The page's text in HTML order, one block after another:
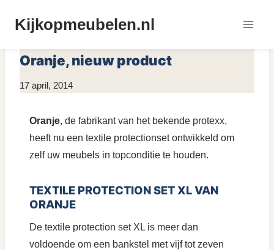
naarKijkopmeubelen.nl
Oranje, nieuw product
Door
17 april, 2014
Oranje, de fabrikant van het bekende protexx,
heeft nu een textile protectionset ontwikkeld om
zelf uw meubels in topconditie te houden.
TEXTILE PROTECTION SET XL VAN
ORANJE
De textile protection set XL is meer dan
voldoende om een bankstel met vijf tot zeven